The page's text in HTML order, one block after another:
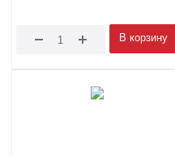
В корзину